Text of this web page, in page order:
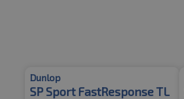
Dunlop
SP Sport FastResponse TL